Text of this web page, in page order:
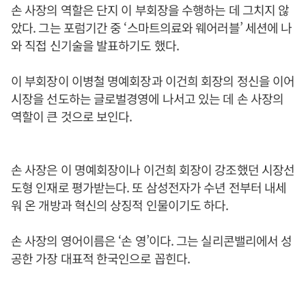
손 사장의 역할은 단지 이 부회장을 수행하는 데 그치지 않
았다. 그는 포럼기간 중 ‘스마트의료와 웨어러블’ 세션에 나
와 직접 신기술을 발표하기도 했다.
이 부회장이 이병철 명예회장과 이건희 회장의 정신을 이어
시장을 선도하는 글로벌경영에 나서고 있는 데 손 사장의
역할이 큰 것으로 보인다.
손 사장은 이 명예회장이나 이건희 회장이 강조했던 시장선
도형 인재로 평가받는다. 또 삼성전자가 수년 전부터 내세
워 온 개방과 혁신의 상징적 인물이기도 하다.
손 사장의 영어이름은 ‘손 영’이다. 그는 실리콘밸리에서 성
공한 가장 대표적 한국인으로 꼽힌다.